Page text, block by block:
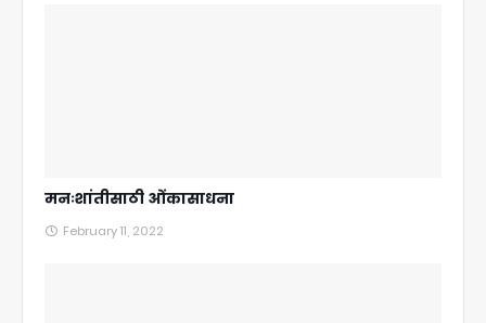
मनःशांतीसाठी ओंकासाधना
February 11, 2022